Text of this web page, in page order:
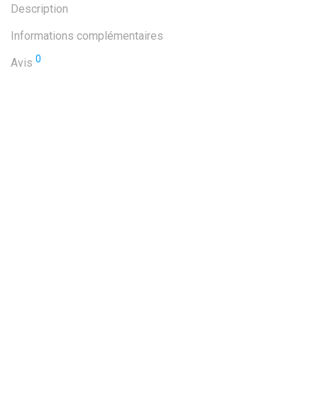
Description
Informations complémentaires
Avis 0